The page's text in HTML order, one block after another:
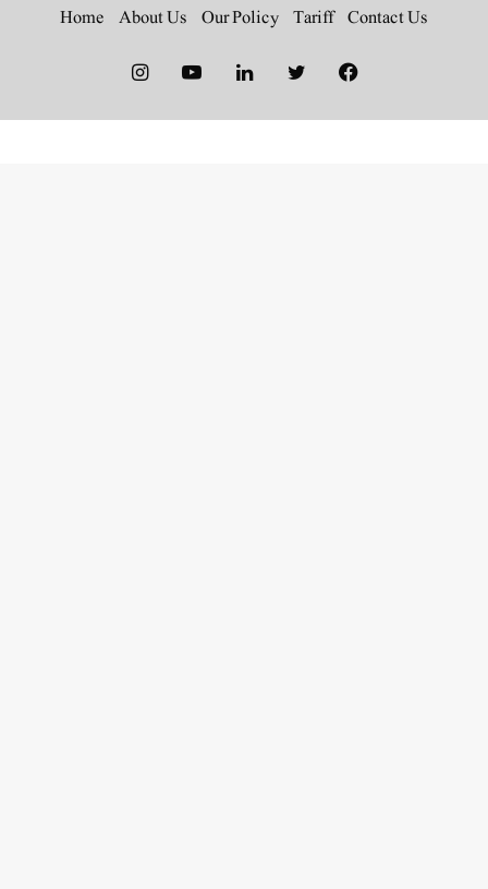
Contact Us
Tariff
Our Policy
About Us
Home
Facebook
Twitter
LinkedIn
YouTube
Instagram